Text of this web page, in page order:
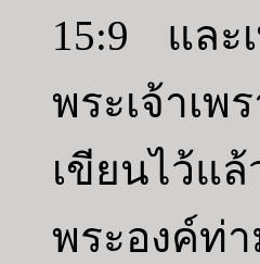
15:9 และ
พระเจ้าเ
เขียนไว้แ
พระองค์ท่